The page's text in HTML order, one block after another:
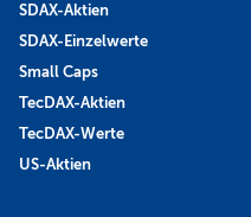
SDAX-Aktien
SDAX-Einzelwerte
Small Caps
TecDAX-Aktien
TecDAX-Werte
US-Aktien